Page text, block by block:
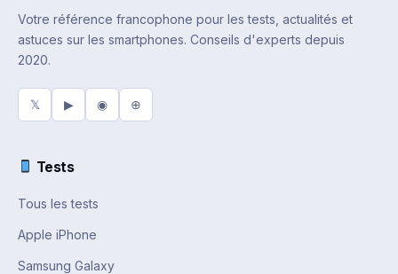
Votre référence francophone pour les tests, actualités et
astuces sur les smartphones. Conseils d'experts depuis
2020.
𝕏 ▶ ◉ ⊕
Tests
Tous les tests
Apple iPhone
Samsung Galaxy